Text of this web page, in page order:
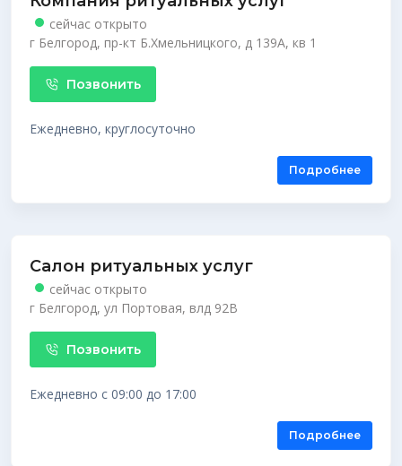
сейчас открыто
г Белгород, пр-кт Б.Хмельницкого, д 139А, кв 1
Позвонить
Ежедневно, круглосуточно
Подробнее
Салон ритуальных услуг
сейчас открыто
г Белгород, ул Портовая, влд 92В
Позвонить
Ежедневно с 09:00 до 17:00
Подробнее